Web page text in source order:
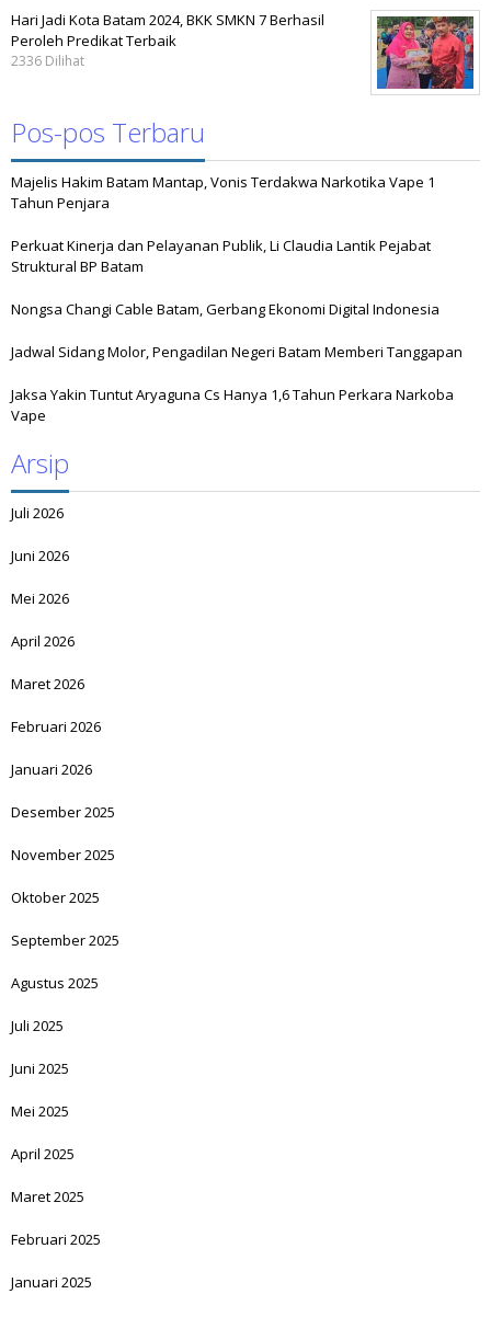
Hari Jadi Kota Batam 2024, BKK SMKN 7 Berhasil
Peroleh Predikat Terbaik
2336 Dilihat
Pos-pos Terbaru
Majelis Hakim Batam Mantap, Vonis Terdakwa Narkotika Vape 1
Tahun Penjara
Perkuat Kinerja dan Pelayanan Publik, Li Claudia Lantik Pejabat
Struktural BP Batam
Nongsa Changi Cable Batam, Gerbang Ekonomi Digital Indonesia
Jadwal Sidang Molor, Pengadilan Negeri Batam Memberi Tanggapan
Jaksa Yakin Tuntut Aryaguna Cs Hanya 1,6 Tahun Perkara Narkoba
Vape
Arsip
Juli 2026
Juni 2026
Mei 2026
April 2026
Maret 2026
Februari 2026
Januari 2026
Desember 2025
November 2025
Oktober 2025
September 2025
Agustus 2025
Juli 2025
Juni 2025
Mei 2025
April 2025
Maret 2025
Februari 2025
Januari 2025